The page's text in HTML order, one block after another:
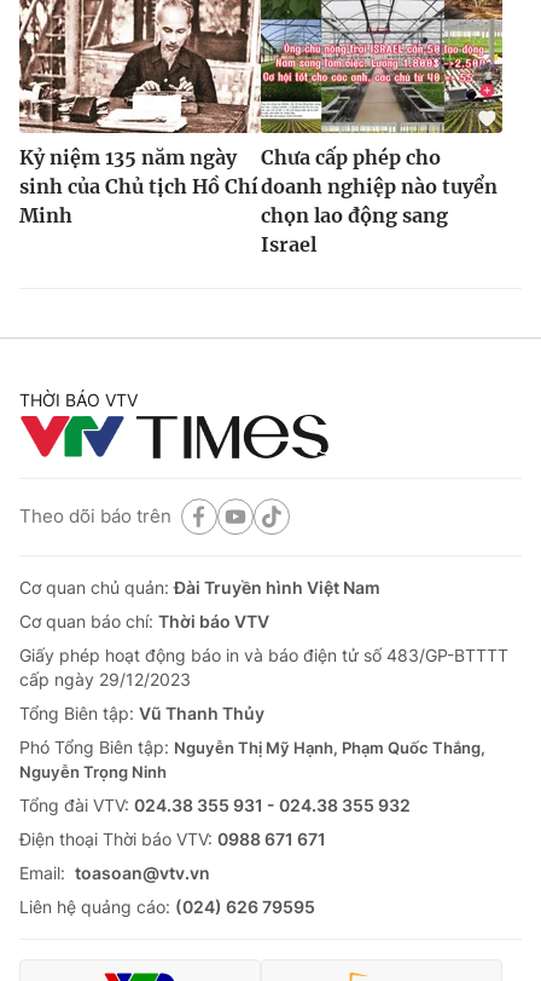
Kỷ niệm 135 năm ngày
sinh của Chủ tịch Hồ Chí
Minh
Chưa cấp phép cho
doanh nghiệp nào tuyển
chọn lao động sang
Israel
THỜI BÁO VTV
Theo dõi báo trên
Cơ quan chủ quản:Đài Truyền hình Việt Nam
Cơ quan báo chí: Thời báo VTV
Giấy phép hoạt động báo in và báo điện tử số 483/GP-BTTTT
cấp ngày 29/12/2023
Tổng Biên tập: Vũ Thanh Thủy
Phó Tổng Biên tập: Nguyễn Thị Mỹ Hạnh, Phạm Quốc Thắng,
Nguyễn Trọng Ninh
Tổng đài VTV: 024.38 355 931 - 024.38 355 932
Ðiện thoại Thời báo VTV: 0988 671 671
Email: toasoan@vtv.vn
Liên hệ quảng cáo: (024) 626 79595